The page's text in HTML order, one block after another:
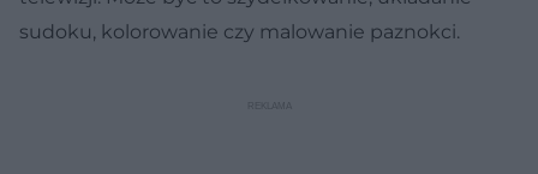
sudoku, kolorowanie czy malowanie paznokci.